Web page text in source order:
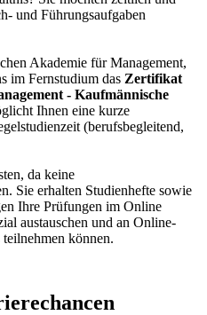
und Führungsaufgaben
Akademie für Management,
im Fernstudium das Zertifikat
- Kaufmännische
Ihnen eine kurze
(berufsbegleitend,
da keine
Sie erhalten Studienhefte sowie
Ihre Prüfungen im Online
austauschen und an Online-
teilnehmen können.